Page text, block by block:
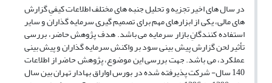
در سال های اخیر تجزیه و تحلیل جنبه های مختلف اطلاعات کیفیِ گزارش
های مالی، یکی از ابزارهای مهم برای تصمیم گیری سرمایه گذاران و سایر
استفاده کنندگانِ بازار سرمایه می باشد. هدف پژوهش حاضر، بررسی
تأثیر لحن گزارش پیش بینی سود بر واکنش سرمایه گذاران و پیش بینی
عملکرد، می باشد. جهت بررسی این موضوع، پژوهش حاضر از اطلاعات
140 سال- شرکت پذیرفته شده در بورس اواراق بهادار تهران بین سال